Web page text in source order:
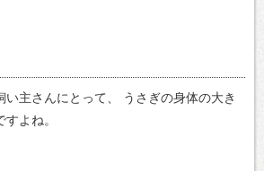
主さんにとって、
うさぎの身体の大き
よね。